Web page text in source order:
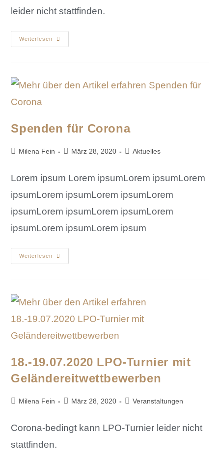
leider nicht stattfinden.
Weiterlesen
Spenden für Corona
Milena Fein März 28, 2020 Aktuelles
Lorem ipsum Lorem ipsumLorem ipsumLorem
ipsumLorem ipsumLorem ipsumLorem
ipsumLorem ipsumLorem ipsumLorem
ipsumLorem ipsumLorem ipsum
Weiterlesen
18.-19.07.2020 LPO-Turnier mit
Geländereitwettbewerben
Milena Fein März 28, 2020 Veranstaltungen
Corona-bedingt kann LPO-Turnier leider nicht
stattfinden.